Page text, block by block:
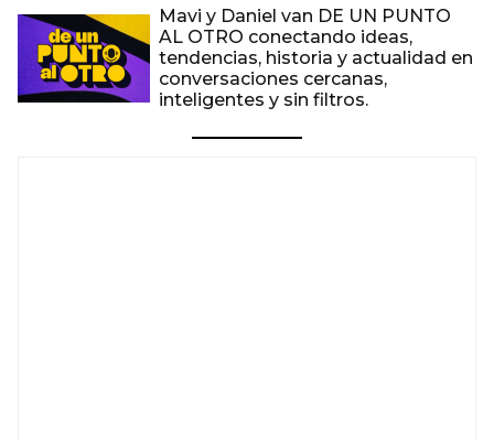
Mavi y Daniel van DE UN PUNTO
AL OTRO conectando ideas,
tendencias, historia y actualidad en
conversaciones cercanas,
inteligentes y sin filtros.